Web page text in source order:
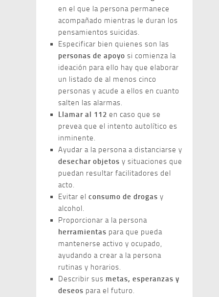
en el que la persona permanece
acompañado mientras le duran los
pensamientos suicidas.
Especificar bien quienes son las
personas de apoyo si comienza la
ideación para ello hay que elaborar
un listado de al menos cinco
personas y acude a ellos en cuanto
salten las alarmas.
Llamar al 112 en caso que se
prevea que el intento autolítico es
inminente.
Ayudar a la persona a distanciarse y
desechar objetos y situaciones que
puedan resultar facilitadores del
acto.
Evitar el consumo de drogas y
alcohol.
Proporcionar a la persona
herramientas para que pueda
mantenerse activo y ocupado,
ayudando a crear a la persona
rutinas y horarios.
Describir sus metas, esperanzas y
deseos para el futuro.